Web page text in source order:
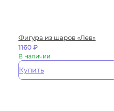
Фигура из шаров «Лев»
1160₽
В наличии
Купить